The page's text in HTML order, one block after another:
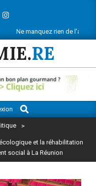
rien de l’actu
RE
Search
>
et la réhabilitation
social à La Réunion